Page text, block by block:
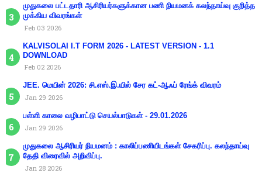
முதுகலை பட்டதாரி ஆசிரியர்களுக்கான பணி நியமனக் கலந்தாய்வு குறித்த
முக்கிய விவரங்கள்
Feb 03 2026
KALVISOLAI I.T FORM 2026 - LATEST VERSION - 1.1
DOWNLOAD
Feb 02 2026
JEE. மெயின் 2026: சி.எஸ்.இ.யில் சேர கட்-ஆஃப் ரேங்க் விவரம்
Jan 29 2026
பள்ளி காலை வழிபாட்டு செயல்பாடுகள் - 29.01.2026
Jan 29 2026
முதுகலை ஆசிரியர் நியமனம் : காலிப்பணியிடங்கள் சேகரிப்பு. கலந்தாய்வு
தேதி விரைவில் அறிவிப்பு.
Jan 28 2026